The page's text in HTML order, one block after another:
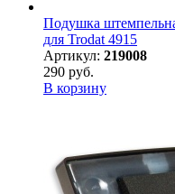
Подушка
для Trodat 4915
Артикул: 219008
290 руб.
В корзину